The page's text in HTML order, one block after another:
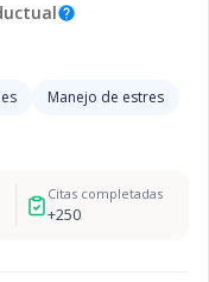
help
Manejo de estres
Citas completadas
+250